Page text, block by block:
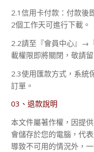
2.1信用卡付款：付款後
2個工作天可進行下載。
2.2請至『會員中心』→
載權限即將關閉，敬請留
2.3使用匯款方式，系統
訂單。
03、退款說明
本文件屬著作權，因提
會儲存於您的電腦，代
導致不可用的情況外，